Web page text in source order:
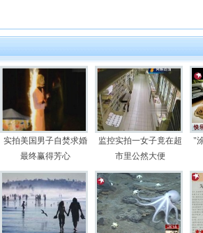
实拍美国男子自焚求婚
最终赢得芳心
监控实拍一女子竟在超
市里公然大便
"